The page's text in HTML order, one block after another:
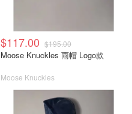
$117.00 $195.00
Moose Knuckles 雨帽 Logo款
Moose Knuckles